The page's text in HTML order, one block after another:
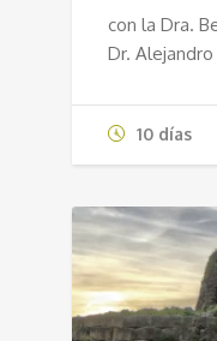
con la Dra.
Dr.
10 días